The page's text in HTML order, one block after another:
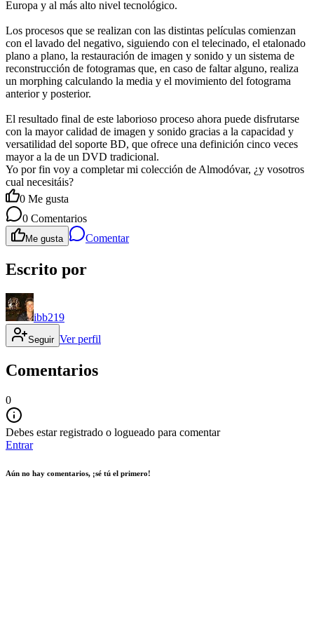
Europa y al más alto nivel tecnológico.
Los procesos que se realizan con las distintas películas comienzan
con el lavado del negativo, siguiendo con el telecinado, el etalonado
plano a plano, la restauración de imagen y sonido y un sistema de
reconstrucción de fotogramas que, en caso de faltar alguno, realiza
un morphing calculando la media y el movimiento del fotograma
anterior y posterior.
El resultado final de este laborioso proceso ahora puede disfrutarse
con la mayor calidad de imagen y sonido gracias a la capacidad y
versatilidad del soporte BD, que ofrece una definición cinco veces
mayor a la de un DVD tradicional.
Yo por fin voy a completar mi colección de Almodóvar, ¿y vosotros
cual necesitáis?
0 Me gusta
0 Comentarios
Me gusta Comentar
Escrito por
ibb219
Seguir Ver perfil
Comentarios
0
Debes estar registrado o logueado para comentar
Entrar
Aún no hay comentarios, ¡sé tú el primero!